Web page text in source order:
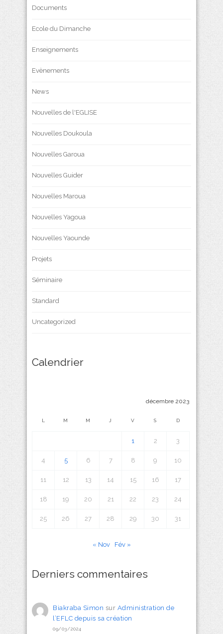
Documents
Ecole du Dimanche
Enseignements
Evènements
News
Nouvelles de l'EGLISE
Nouvelles Doukoula
Nouvelles Garoua
Nouvelles Guider
Nouvelles Maroua
Nouvelles Yagoua
Nouvelles Yaounde
Projets
Séminaire
Standard
Uncategorized
Calendrier
décembre 2023
L M M J V S D
1 2 3
4 5 6 7 8 9 10
11 12 13 14 15 16 17
18 19 20 21 22 23 24
25 26 27 28 29 30 31
« Nov Fév »
Derniers commentaires
Biakraba Simon sur Administration de
l’EFLC depuis sa création
09/03/2024